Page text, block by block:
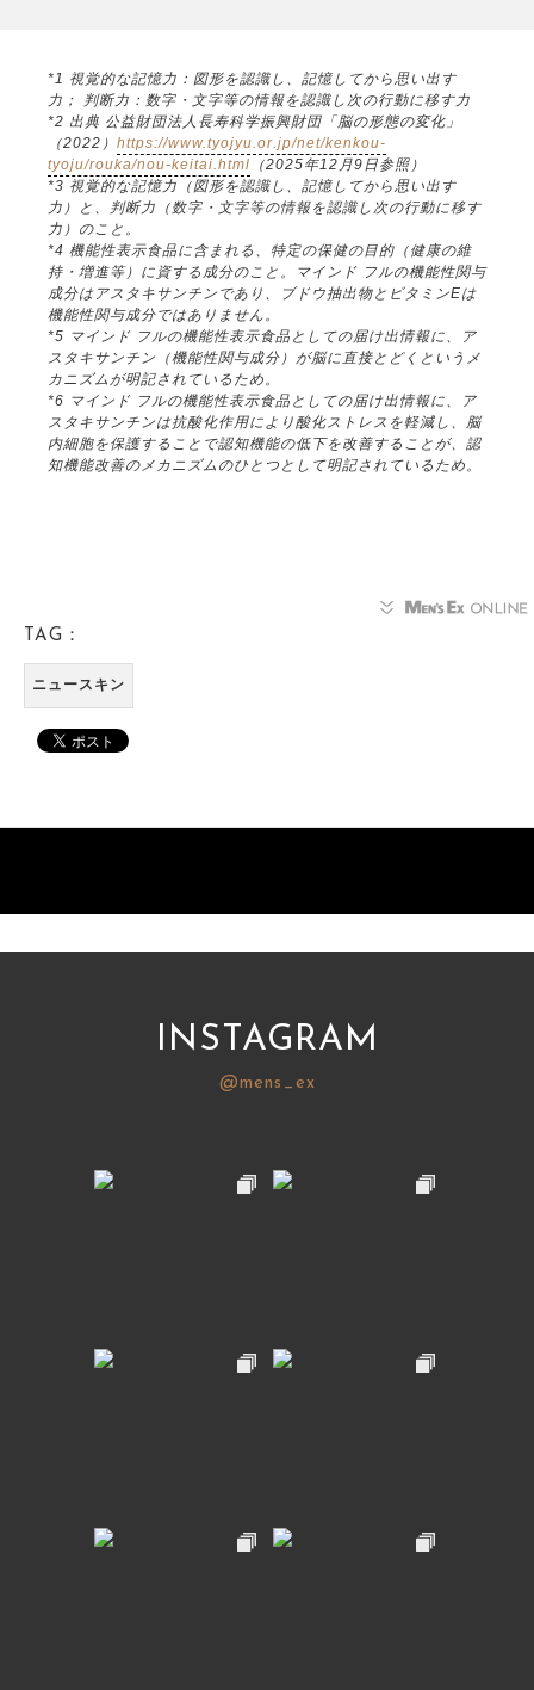
*1 視覚的な記憶力：図形を認識し、記憶してから思い出す
力； 判断力：数字・文字等の情報を認識し次の行動に移す力
*2 出典 公益財団法人長寿科学振興財団「脳の形態の変化」
（2022） https://www.tyojyu.or.jp/net/kenkou-
tyoju/rouka/nou-keitai.html （2025年12月9日参照）
*3 視覚的な記憶力（図形を認識し、記憶してから思い出す
力）と、判断力（数字・文字等の情報を認識し次の行動に移す
力）のこと。
*4 機能性表示食品に含まれる、特定の保健の目的（健康の維
持・増進等）に資する成分のこと。マインド フルの機能性関与
成分はアスタキサンチンであり、ブドウ抽出物とビタミンEは
機能性関与成分ではありません。
*5 マインド フルの機能性表示食品としての届け出情報に、ア
スタキサンチン（機能性関与成分）が脳に直接とどくというメ
カニズムが明記されているため。
*6 マインド フルの機能性表示食品としての届け出情報に、ア
スタキサンチンは抗酸化作用により酸化ストレスを軽減し、脳
内細胞を保護することで認知機能の低下を改善することが、認
知機能改善のメカニズムのひとつとして明記されているため。
TAG：
ニュースキン
INSTAGRAM
@mens_ex